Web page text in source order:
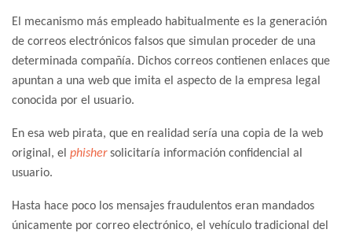
El mecanismo más empleado habitualmente es la generación
de correos electrónicos falsos que simulan proceder de una
determinada compañía. Dichos correos contienen enlaces que
apuntan a una web que imita el aspecto de la empresa legal
conocida por el usuario.
En esa web pirata, que en realidad sería una copia de la web
original, el phishersolicitaría información confidencial al
usuario.
Hasta hace poco los mensajes fraudulentos eran mandados
únicamente por correo electrónico, el vehículo tradicional del